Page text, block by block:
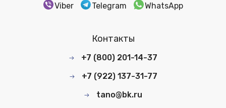
Viber Telegram WhatsApp
Контакты
+7 (800) 201-14-37
+7 (922) 137-31-77
tano@bk.ru